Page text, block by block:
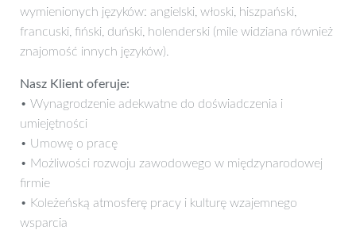
wymienionych języków: angielski, włoski, hiszpański,
francuski, fiński, duński, holenderski (mile widziana również
znajomość innych języków).
Nasz Klient oferuje:
• Wynagrodzenie adekwatne do doświadczenia i
umiejętności
• Umowę o pracę
• Możliwości rozwoju zawodowego w międzynarodowej
firmie
• Koleżeńską atmosferę pracy i kulturę wzajemnego
wsparcia